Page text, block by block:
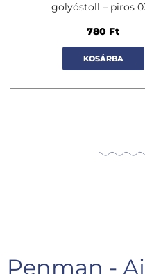
golyóstoll – piros
780 Ft
KOSÁRBA
Penman -